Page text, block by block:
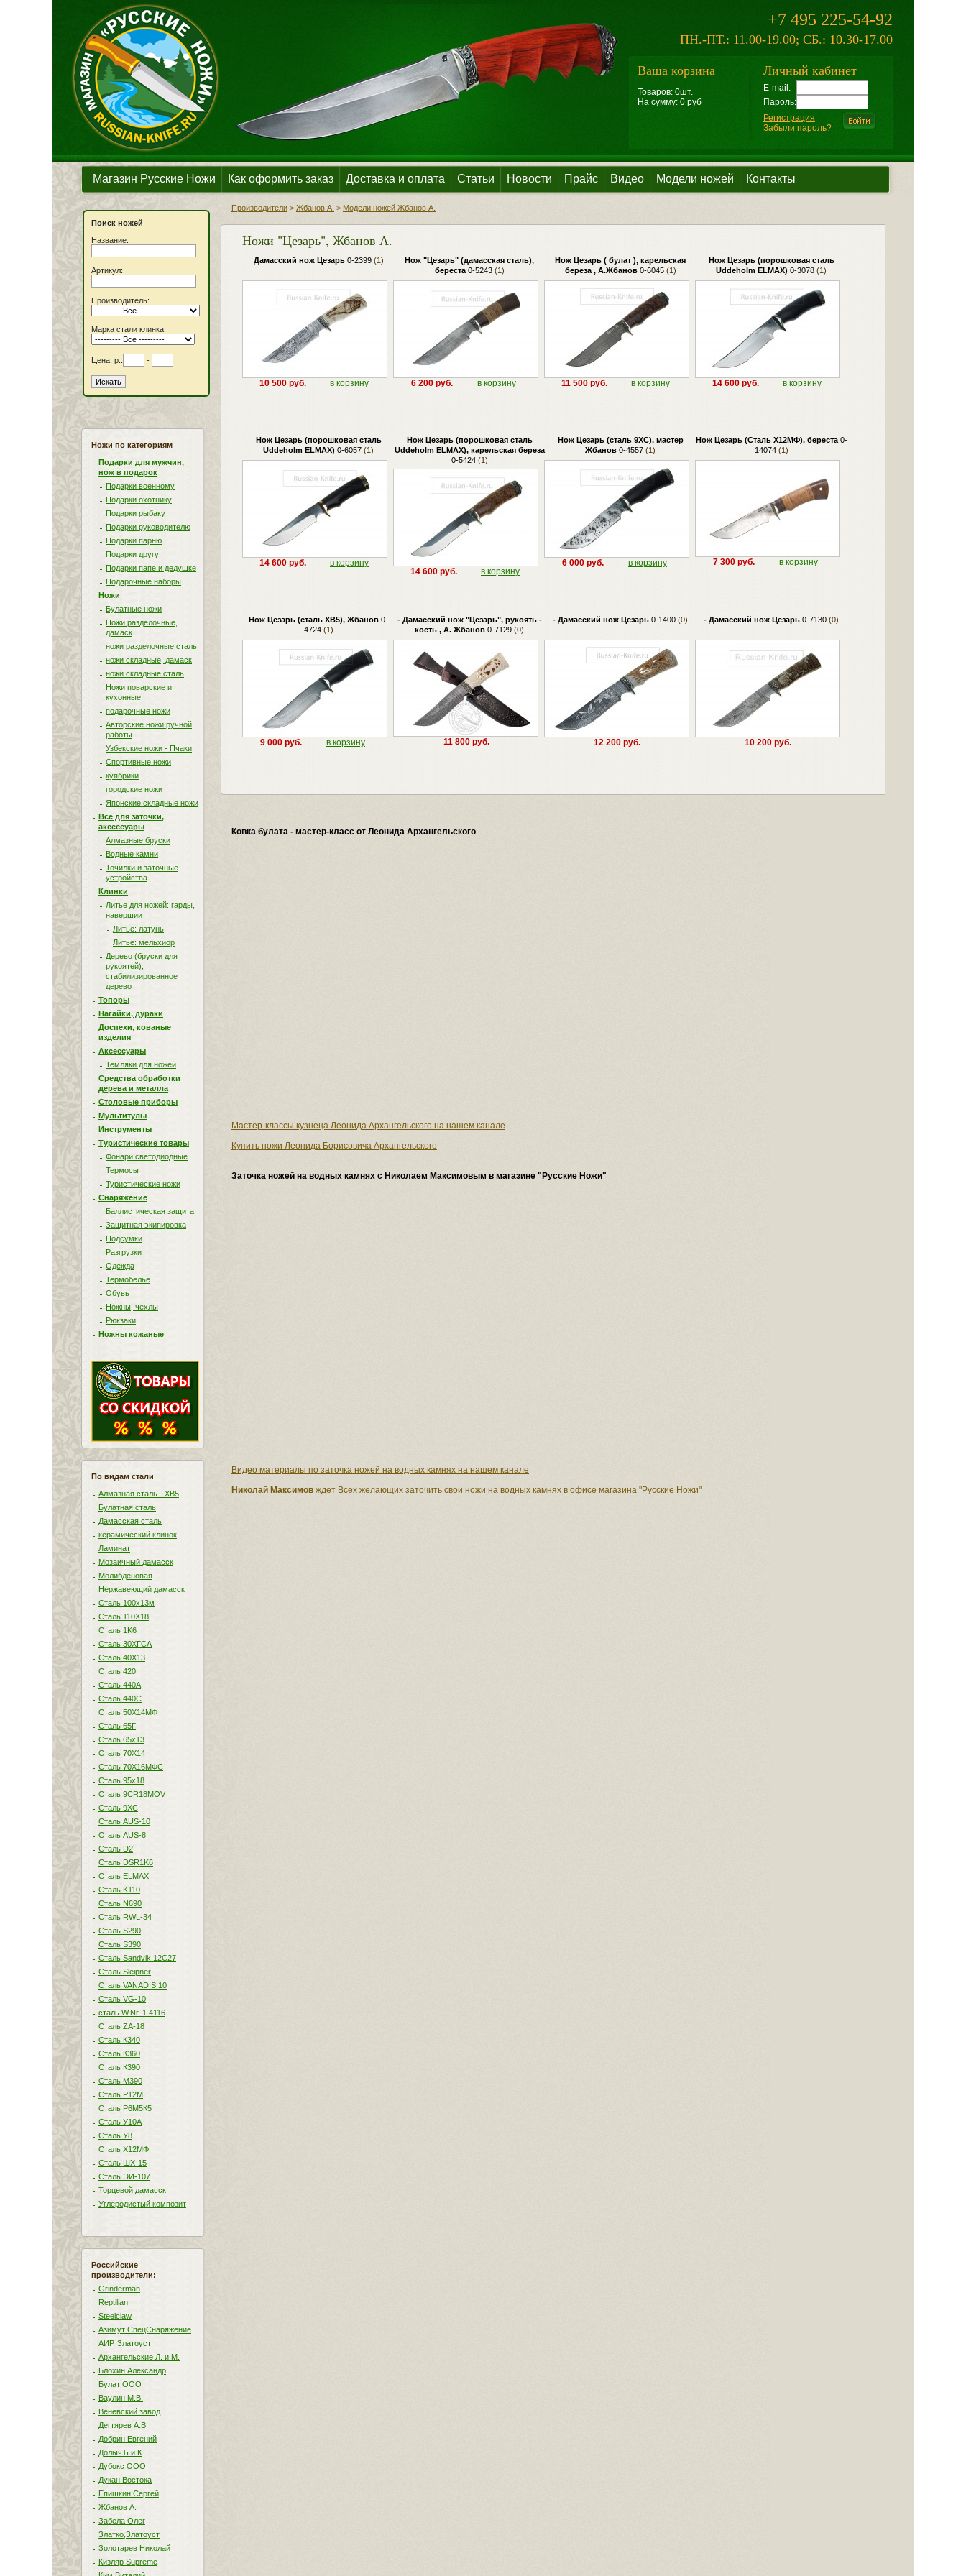
+7 495 225-54-92
ПН.-ПТ.: 11.00-19.00; СБ.: 10.30-17.00
Ваша корзина
Товаров: 0шт.
На сумму: 0 руб
Личный кабинет
E-mail:
Пароль:
Регистрация
Забыли пароль?
Магазин Русские Ножи Как оформить заказ Доставка и оплата Статьи Новости Прайс Видео Модели ножей Контакты
Поиск ножей
Название:
Артикул:
Производитель:
Марка стали клинка:
Цена, р.: -
Ножи по категориям
Подарки для мужчин,
нож в подарок
Подарки военному
Подарки охотнику
Подарки рыбаку
Подарки руководителю
Подарки парню
Подарки другу
Подарки папе и дедушке
Подарочные наборы
Ножи
Булатные ножи
Ножи разделочные,
дамаск
ножи разделочные сталь
ножи складные, дамаск
ножи складные сталь
Ножи поварские и
кухонные
подарочные ножи
Авторские ножи ручной
работы
Узбекские ножи - Пчаки
Спортивные ножи
куябрики
городские ножи
Японские складные ножи
Все для заточки,
аксессуары
Алмазные бруски
Водные камни
Точилки и заточные
устройства
Клинки
Литье для ножей: гарды,
навершии
Литье: латунь
Литье: мельхиор
Дерево (бруски для
рукоятей),
стабилизированное
дерево
Топоры
Нагайки, дураки
Доспехи, кованые
изделия
Аксессуары
Темляки для ножей
Средства обработки
дерева и металла
Столовые приборы
Мультитулы
Инструменты
Туристические товары
Фонари светодиодные
Термосы
Туристические ножи
Снаряжение
Баллистическая защита
Защитная экипировка
Подсумки
Разгрузки
Одежда
Термобелье
Обувь
Ножны, чехлы
Рюкзаки
Ножны кожаные
По видам стали
Алмазная сталь - ХВ5
Булатная сталь
Дамасская сталь
керамический клинок
Ламинат
Мозаичный дамасск
Молибденовая
Нержавеющий дамасск
Сталь 100х13м
Сталь 110Х18
Сталь 1K6
Сталь 30ХГСА
Сталь 40Х13
Сталь 420
Сталь 440A
Сталь 440С
Сталь 50Х14МФ
Сталь 65Г
Сталь 65х13
Сталь 70Х14
Сталь 70Х16МФС
Сталь 95х18
Сталь 9CR18MOV
Сталь 9ХС
Сталь AUS-10
Сталь AUS-8
Сталь D2
Сталь DSR1K6
Сталь ELMAX
Сталь K110
Сталь N690
Сталь RWL-34
Сталь S290
Сталь S390
Сталь Sandvik 12C27
Сталь Sleipner
Сталь VANADIS 10
Сталь VG-10
сталь W.Nr. 1.4116
Сталь ZA-18
Сталь К340
Сталь К360
Сталь К390
Сталь М390
Сталь Р12М
Сталь Р6М5К5
Сталь У10А
Сталь У8
Сталь Х12МФ
Сталь ШХ-15
Сталь ЭИ-107
Торцевой дамасск
Углеродистый композит
Российские
производители:
Grinderman
Reptilian
Steelclaw
Азимут СпецСнаряжение
АИР, Златоуст
Архангельские Л. и М.
Блохин Александр
Булат ООО
Ваулин М.В.
Веневский завод
Дегтярев А.В.
Добрин Евгений
ДолычЪ и К
Дубокс ООО
Дукан Востока
Епишкин Сергей
Жбанов А.
Забела Олег
Златко,Златоуст
Золотарев Николай
Кизляр Supreme
Производители > Жбанов А. > Модели ножей Жбанов А.
Ножи "Цезарь", Жбанов А.
Дамасский нож Цезарь0-2399(1)
10 500 руб. в корзину
Нож "Цезарь" (дамасская сталь),
береста0-5243(1)
6 200 руб. в корзину
Нож Цезарь ( булат ), карельская
береза , А.Жбанов0-6045(1)
11 500 руб. в корзину
Нож Цезарь (порошковая сталь
Uddeholm ELMAX) 0-3078 (1)
14 600 руб. в корзину
Нож Цезарь (порошковая сталь
Uddeholm ELMAX) 0-6057 (1)
14 600 руб. в корзину
Нож Цезарь (порошковая сталь
Uddeholm ELMAX), карельская береза
0-5424(1)
14 600 руб. в корзину
Нож Цезарь (сталь 9ХС), мастер
Жбанов 0-4557 (1)
6 000 руб. в корзину
Нож Цезарь (Сталь Х12МФ), береста0-
14074(1)
7 300 руб. в корзину
Нож Цезарь (сталь ХВ5), Жбанов 0-
4724(1)
9 000 руб. в корзину
- Дамасский нож "Цезарь", рукоять -
кость , А. Жбанов 0-7129 (0)
11 800 руб.
- Дамасский нож Цезарь 0-1400 (0)
12 200 руб.
- Дамасский нож Цезарь 0-7130 (0)
10 200 руб.
Ковка булата - мастер-класс от Леонида Архангельского
Мастер-классы кузнеца Леонида Архангельского на нашем канале
Купить ножи Леонида Борисовича Архангельского
Заточка ножей на водных камнях с Николаем Максимовым в магазине "Русские Ножи"
Видео материалы по заточка ножей на водных камнях на нашем канале
Николай Максимов ждет Всех желающих заточить свои ножи на водных камнях в офисе магазина "Русские Ножи"